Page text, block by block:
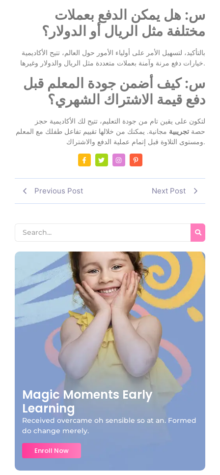
س: هل يمكن الدفع بعملات
مختلفة مثل الريال أو الدولار؟
خيارات دفع مرنة وآمنة بعملات متعددة مثل الريال والدولار وغيرها.
س: كيف أضمن جودة المعلم قبل
دفع قيمة الاشتراك الشهري؟
لتكون على يقين تام من جودة التعليم، تتيح لك الأكاديمية حجز
حصة تجريبية مجانية. يمكنك من خلالها تقييم تفاعل طفلك مع المعلم
ومستوى التلاوة قبل إتمام عملية الدفع والاشتراك.
Previous Post Next Post
Magic Moments Early
Learning
Received overcame oh sensible so at an. Formed
do change merely.
Enroll Now